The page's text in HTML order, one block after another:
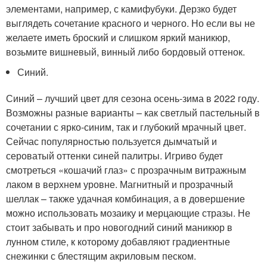
элементами, например, с камифубуки. Дерзко будет
выглядеть сочетание красного и черного. Но если вы не
желаете иметь броский и слишком яркий маникюр,
возьмите вишневый, винный либо бордовый оттенок.
Синий.
Синий – лучший цвет для сезона осень-зима в 2022 году.
Возможны разные варианты – как светлый пастельный в
сочетании с ярко-синим, так и глубокий мрачный цвет.
Сейчас популярностью пользуется дымчатый и
сероватый оттенки синей палитры. Игриво будет
смотреться «кошачий глаз» с прозрачным витражным
лаком в верхнем уровне. Магнитный и прозрачный
шеллак – также удачная комбинация, а в довершение
можно использовать мозаику и мерцающие стразы. Не
стоит забывать и про новогодний синий маникюр в
лунном стиле, к которому добавляют градиентные
снежинки с блестящим акриловым песком.